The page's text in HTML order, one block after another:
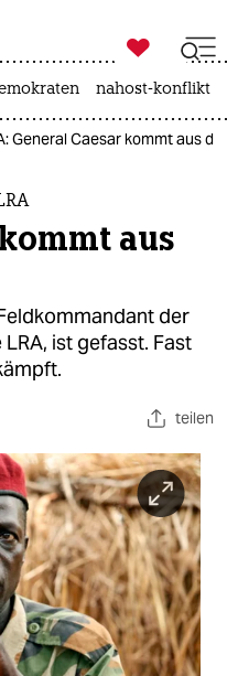

taz zahl ich
nahost-konflikt
General Caesar kommt aus
aus
der
ist gefasst. Fast
teilen